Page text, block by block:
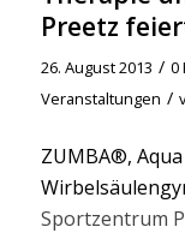
Preetz
26. August 2013 / 0
Veranstaltungen /
ZUMBA®,
Sportzentrum